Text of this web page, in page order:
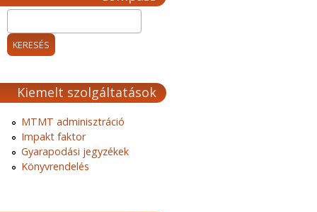
Kiemelt szolgáltatások
MTMT adminisztráció
Impakt faktor
Gyarapodási jegyzékek
Könyvrendelés